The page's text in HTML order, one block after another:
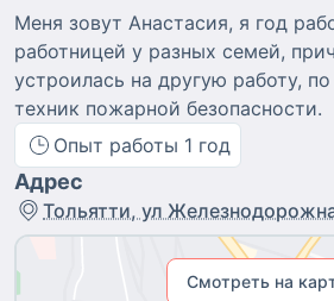
Меня зовут Анастасия, я год
работницей у разных семей,
устроилась на другую работу,
техник пожарной безопасности.
Опыт работы 1 год
Адрес
Тольятти, ул
Смотреть на